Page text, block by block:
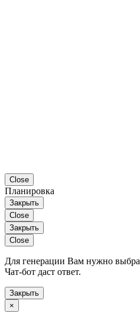
Close
Планировка
Закрыть
Close
Закрыть
Close
Для генерации Вам нужно
Чат-бот даст ответ.
Закрыть
×